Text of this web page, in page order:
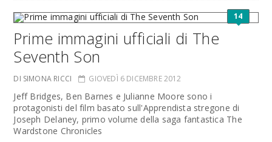
14
Prime immagini ufficiali di The
Seventh Son
DI SIMONA RICCI GIOVEDÌ 6 DICEMBRE 2012
Jeff Bridges, Ben Barnes e Julianne Moore sono i
protagonisti del film basato sull'Apprendista stregone di
Joseph Delaney, primo volume della saga fantastica The
Wardstone Chronicles